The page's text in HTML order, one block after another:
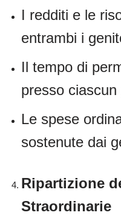
I redditi e le
entrambi i
Il tempo di
presso ciascun
Le spese
sostenute dai
Ripartizione
Straordinarie